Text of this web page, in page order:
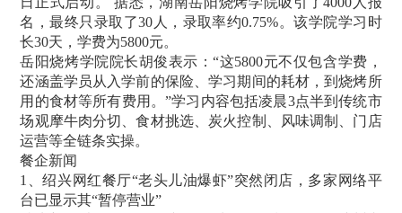
名，最终只录取了30人，录取率约0.75%。该学院学习时
长30天，学费为5800元。
岳阳烧烤学院院长胡俊表示：“这5800元不仅包含学费，
还涵盖学员从入学前的保险、学习期间的耗材，到烧烤所
用的食材等所有费用。”学习内容包括凌晨3点半到传统市
场观摩牛肉分切、食材挑选、炭火控制、风味调制、门店
运营等全链条实操。
餐企新闻
1、绍兴网红餐厅“老头儿油爆虾”突然闭店，多家网络平
台已显示其“暂停营业”